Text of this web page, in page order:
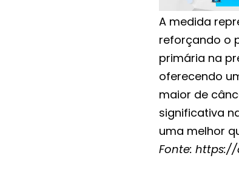
A medida
reforçando o
primária na
oferecendo
maior de
significativa
uma melhor
Fonte: https://